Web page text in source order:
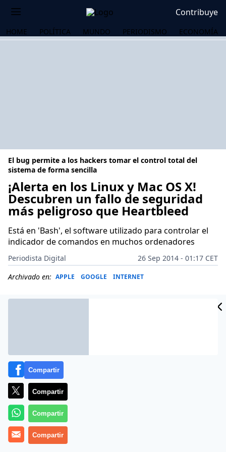
Contribuye
HOME POLÍTICA MUNDO PERIODISMO ECONOMÍA
El bug permite a los hackers tomar el control total del
sistema de forma sencilla
¡Alerta en los Linux y Mac OS X!
Descubren un fallo de seguridad
más peligroso que Heartbleed
Está en 'Bash', el software utilizado para controlar el
indicador de comandos en muchos ordenadores
Periodista Digital
26 Sep 2014 - 01:17 CET
Archivado en: APPLE GOOGLE INTERNET
Han descubierto un nuevo bug de seguridad dentro
Compartir
Compartir
Compartir
Compartir